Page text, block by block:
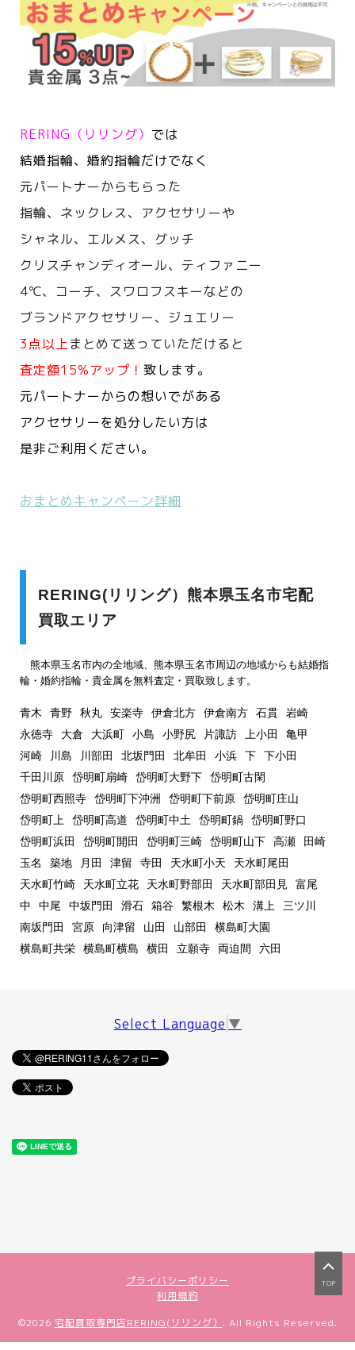
RERING（リリング） では
結婚指輪、婚約指輪だけでなく
元パートナーからもらった
指輪、ネックレス、アクセサリーや
シャネル、エルメス、 グッチ
クリスチャンディオール、ティファニー
4℃、コーチ、スワロフスキーなどの
ブランドアクセサリー、ジュエリー
3点以上まとめて送っていただけると
査定額15%アップ！ 致します。
元パートナーからの想いでがある
アクセサリーを処分したい方は
是非ご利用ください。
おまとめキャンペーン詳細
RERING(リリング）熊本県玉名市宅配
買取エリア
熊本県玉名市内の全地域、熊本県玉名市周辺の地域からも結婚指
輪・婚約指輪・貴金属を無料査定・買取致します。
青木 青野 秋丸 安楽寺 伊倉北方 伊倉南方 石貫
岩崎
永徳寺
大倉 大浜町 小島 小野尻 片諏訪 上小田
亀甲
河崎
川島 川部田 北坂門田 北牟田 小浜 下
下小田
千田川原
岱明町扇崎 岱明町大野下
岱明町古閑
岱明町西照寺
岱明町下沖洲 岱明町下前原
岱明町庄山
岱明町上
岱明町高道 岱明町中土 岱明町鍋
岱明町野口
岱明町浜田
岱明町開田 岱明町三崎 岱明町山下 高瀬
田崎
玉名
築地 月田 津留 寺田 天水町小天
天水町尾田
天水町竹崎
天水町立花 天水町野部田 天水町部田見
富尾
中
中尾 中坂門田 滑石 箱谷 繁根木 松木 溝上
三ツ川
南坂門田
宮原 向津留 山田 山部田
横島町大園
横島町共栄
横島町横島 横田 立願寺 両迫間 六田
Select Language ▼
プライバシーポリシー
利用規約
TOP
©2026 宅配買取専門店RERING(リリング） . All Rights Reserved.